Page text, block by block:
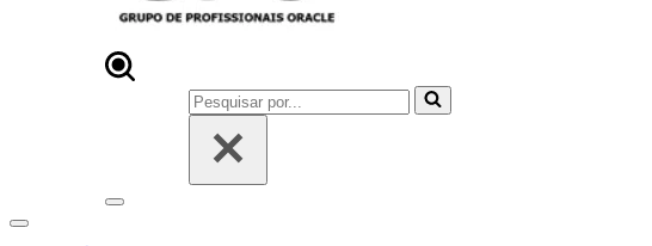
Pesquisar
por...
Menu
Menu